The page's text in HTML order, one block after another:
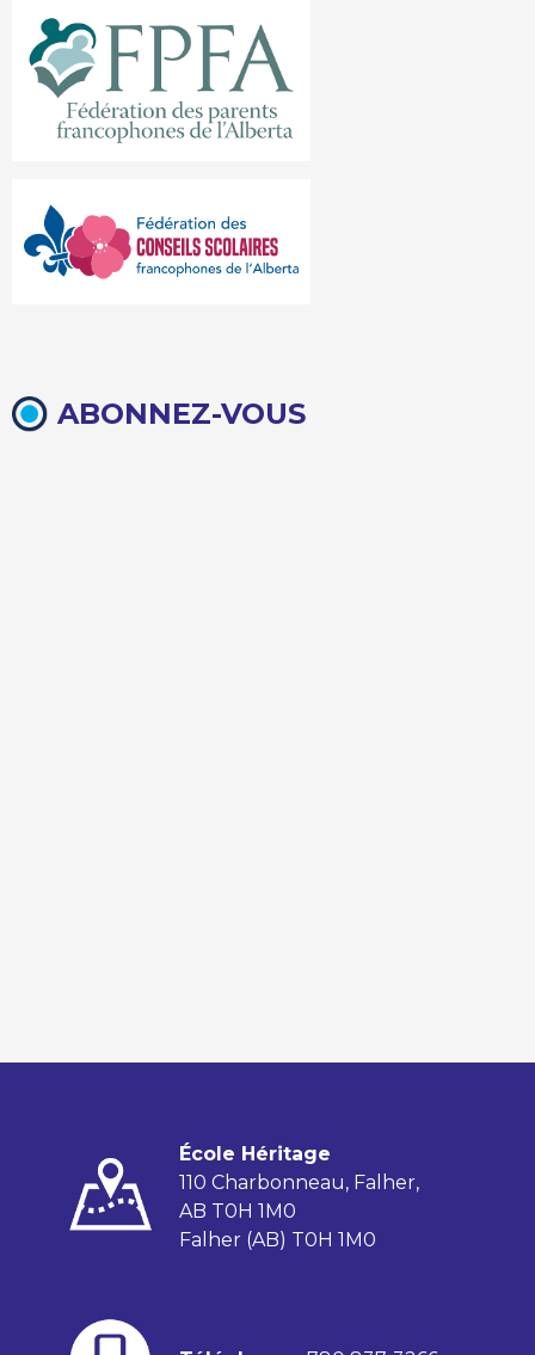
ABONNEZ-VOUS
École Héritage
110 Charbonneau, Falher,
AB T0H 1M0
Falher (AB) T0H 1M0